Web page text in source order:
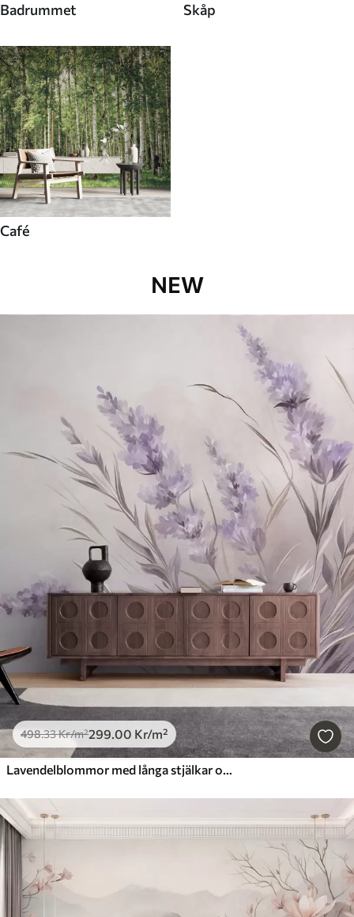
Badrummet Skåp
Café
NEW
498.33Kr/m²299.00 Kr/m²
Lavendelblommor med långa stjälkar och blad, konstverk i mjuka pastellfärger med struktur